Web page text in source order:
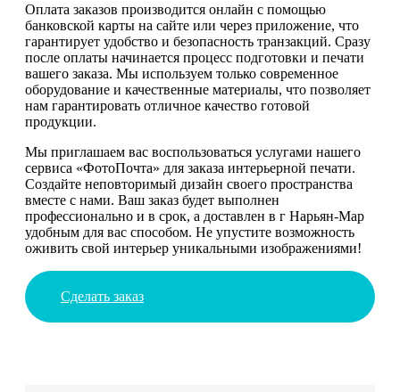
Оплата заказов производится онлайн с помощью
банковской карты на сайте или через приложение, что
гарантирует удобство и безопасность транзакций. Сразу
после оплаты начинается процесс подготовки и печати
вашего заказа. Мы используем только современное
оборудование и качественные материалы, что позволяет
нам гарантировать отличное качество готовой
продукции.
Мы приглашаем вас воспользоваться услугами нашего
сервиса «ФотоПочта» для заказа интерьерной печати.
Создайте неповторимый дизайн своего пространства
вместе с нами. Ваш заказ будет выполнен
профессионально и в срок, а доставлен в г Нарьян-Мар
удобным для вас способом. Не упустите возможность
оживить свой интерьер уникальными изображениями!
Сделать заказ